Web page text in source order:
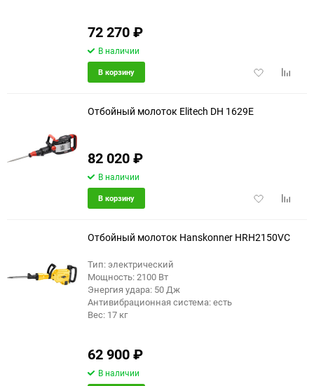
72 270₽
В наличии
Добавить
В корзину
еще 6 фото
Отбойный молоток Elitech DH 1629E
82 020₽
В наличии
Добавить
В корзину
Отбойный молоток Hanskonner HRH2150VC
Тип: электрический
Мощность: 2100 Вт
Энергия удара: 50 Дж
Антивибрационная система: есть
Вес: 17 кг
62 900₽
В наличии